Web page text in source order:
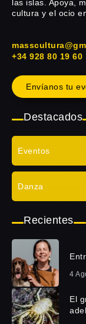
las islas. Apoya,
cultura y el ocio
+34 928 80 19 60
Envíanos tu
Destacados
Eventos
Danza
Recientes
4
El